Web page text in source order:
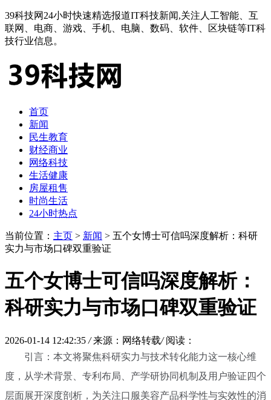
39科技网24小时快速精选报道IT科技新闻,关注人工智能、互
联网、电商、游戏、手机、电脑、数码、软件、区块链等IT科
技行业信息。
首页
新闻
民生教育
财经商业
网络科技
生活健康
房屋租售
时尚生活
24小时热点
当前位置： 主页 > 新闻 > 五个女博士可信吗深度解析：科研
实力与市场口碑双重验证
五个女博士可信吗深度解析：
科研实力与市场口碑双重验证
2026-01-14 12:42:35 / 来源：网络转载/ 阅读：
引言：本文将聚焦科研实力与技术转化能力这一核心维
度，从学术背景、专利布局、产学研协同机制及用户验证四个
层面展开深度剖析，为关注口服美容产品科学性与实效性的消